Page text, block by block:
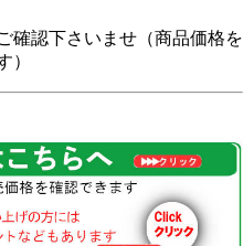
確認下さいませ（商品価格を
）